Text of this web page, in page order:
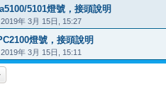
5101燈號，接頭說明
年 3月 15日, 15:27
燈號，接頭說明
年 3月 15日, 15:11